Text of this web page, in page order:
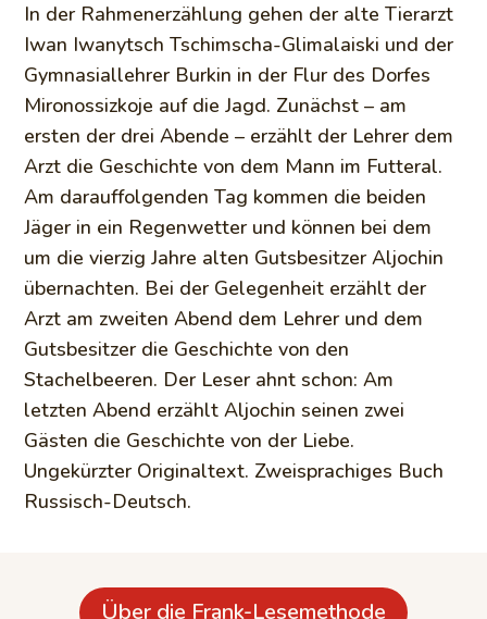
In der Rahmenerzählung gehen der alte Tierarzt
Iwan Iwanytsch Tschimscha-Glimalaiski und der
Gymnasiallehrer Burkin in der Flur des Dorfes
Mironossizkoje auf die Jagd. Zunächst – am
ersten der drei Abende – erzählt der Lehrer dem
Arzt die Geschichte von dem Mann im Futteral.
Am darauffolgenden Tag kommen die beiden
Jäger in ein Regenwetter und können bei dem
um die vierzig Jahre alten Gutsbesitzer Aljochin
übernachten. Bei der Gelegenheit erzählt der
Arzt am zweiten Abend dem Lehrer und dem
Gutsbesitzer die Geschichte von den
Stachelbeeren. Der Leser ahnt schon: Am
letzten Abend erzählt Aljochin seinen zwei
Gästen die Geschichte von der Liebe.
Ungekürzter Originaltext. Zweisprachiges Buch
Russisch-Deutsch.
Über die Frank-Lesemethode